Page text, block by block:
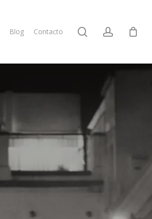
Blog Contacto searchaccount